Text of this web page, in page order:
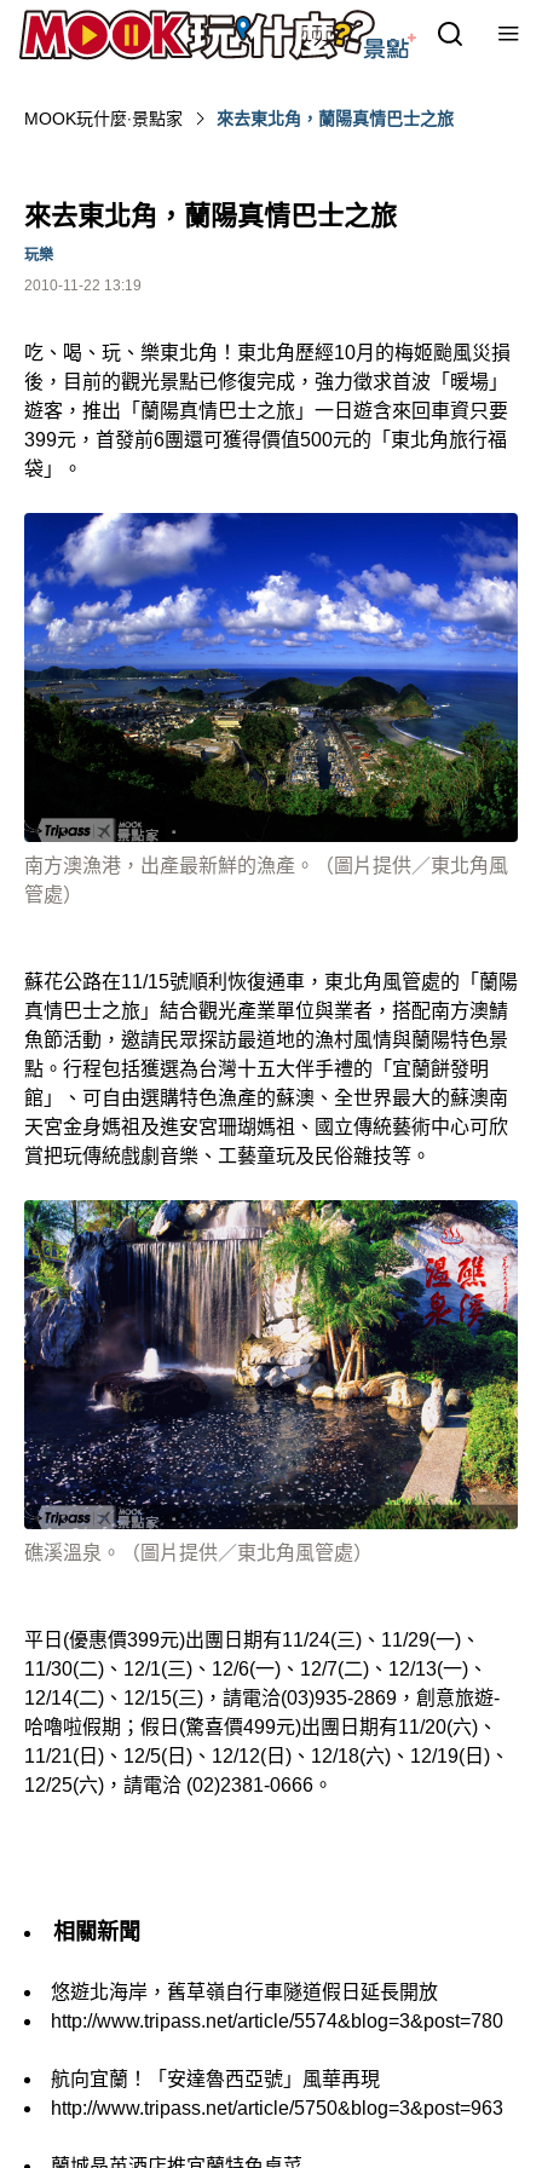
MOOK玩什麼‧景點家 來去東北角，蘭陽真情巴士之旅
來去東北角，蘭陽真情巴士之旅
2010-11-22 13:19
玩樂
吃、喝、玩、樂東北角！東北角歷經10月的梅姬颱風災損
後，目前的觀光景點已修復完成，強力徵求首波「暖場」
遊客，推出「蘭陽真情巴士之旅」一日遊含來回車資只要
399元，首發前6團還可獲得價值500元的「東北角旅行福
袋」。
南方澳漁港，出產最新鮮的漁產。（圖片提供／東北角風
管處）
蘇花公路在11/15號順利恢復通車，東北角風管處的「蘭陽
真情巴士之旅」結合觀光產業單位與業者，搭配南方澳鯖
魚節活動，邀請民眾探訪最道地的漁村風情與蘭陽特色景
點。行程包括獲選為台灣十五大伴手禮的「宜蘭餅發明
館」、可自由選購特色漁產的蘇澳、全世界最大的蘇澳南
天宮金身媽祖及進安宮珊瑚媽祖、國立傳統藝術中心可欣
賞把玩傳統戲劇音樂、工藝童玩及民俗雜技等。
礁溪溫泉。（圖片提供／東北角風管處）
平日(優惠價399元)出團日期有11/24(三)、11/29(一)、
11/30(二)、12/1(三)、12/6(一)、12/7(二)、12/13(一)、
12/14(二)、12/15(三)，請電洽(03)935-2869，創意旅遊-
哈嚕啦假期；假日(驚喜價499元)出團日期有11/20(六)、
11/21(日)、12/5(日)、12/12(日)、12/18(六)、12/19(日)、
12/25(六)，請電洽 (02)2381-0666。
相關新聞
悠遊北海岸，舊草嶺自行車隧道假日延長開放
http://www.tripass.net/article/5574&blog=3&post=780
航向宜蘭！「安達魯西亞號」風華再現
http://www.tripass.net/article/5750&blog=3&post=963